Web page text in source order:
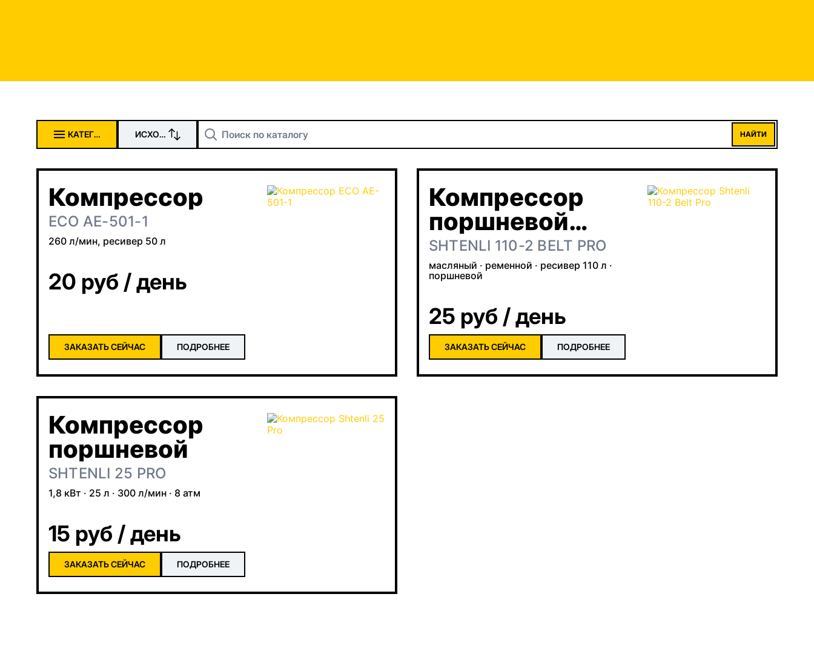
Поиск
по
НАЙТИ
КАТЕГОРИИ ИСХОДНАЯ
Компрессор
ECO AE-501-1
260 л/мин, ресивер 50 л
20 руб / день
ЗАКАЗАТЬ СЕЙЧАС ПОДРОБНЕЕ
Компрессор
поршневой
ременной
SHTENLI 110-2 BELT PRO
масляный · ременной · ресивер 110 л ·
поршневой
25 руб / день
ЗАКАЗАТЬ СЕЙЧАС ПОДРОБНЕЕ
Компрессор
поршневой
SHTENLI 25 PRO
1,8 кВт · 25 л · 300 л/мин · 8 атм
15 руб / день
ЗАКАЗАТЬ СЕЙЧАС ПОДРОБНЕЕ